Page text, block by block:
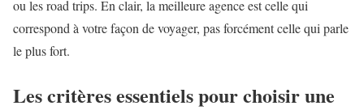
ou les road trips. En clair, la meilleure agence est celle qui
correspond à votre façon de voyager, pas forcément celle qui parle
le plus fort.
Les critères essentiels pour choisir une